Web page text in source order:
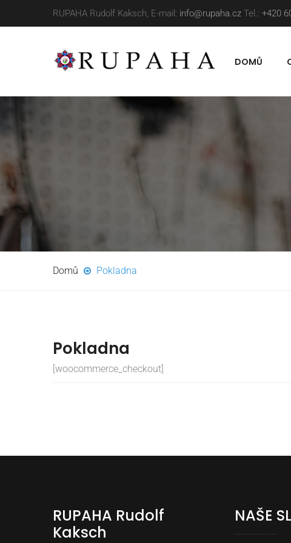
RUPAHA Rudolf Kaksch, E-mail: info@rupaha.cz Tel.: +420
DOMŮ
Domů Pokladna
Pokladna
[woocommerce_checkout]
RUPAHA Rudolf
Kaksch
NAŠE